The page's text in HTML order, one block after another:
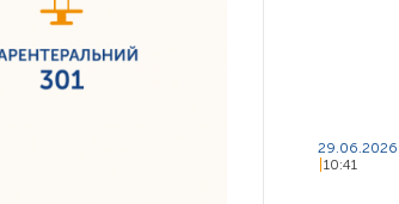
29.06.2026
10:41